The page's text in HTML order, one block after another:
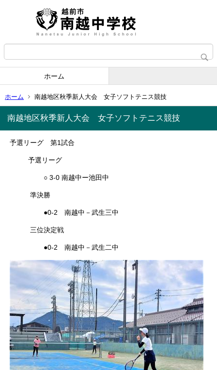
ホーム
ホーム 南越地区秋季新人大会 女子ソフトテニス競技
南越地区秋季新人大会 女子ソフトテニス競技
予選リーグ 第1試合
予選リーグ
○ 3-0 南越中ー池田中
準決勝
●0-2 南越中－武生三中
三位決定戦
●0-2 南越中－武生二中